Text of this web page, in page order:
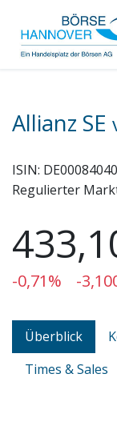
Allianz SE
ISIN:
Regulierter
-0,71% -
Überblick
Times & Sales